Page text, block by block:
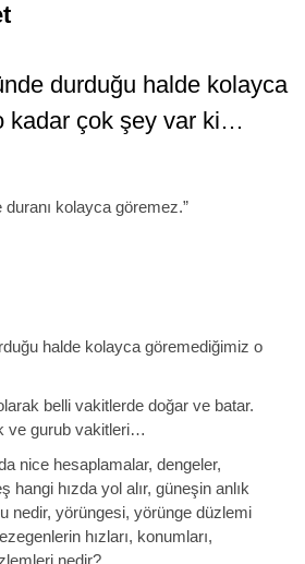
durduğu halde kolayca
kadar çok şey var ki…
kolayca göremez.”
halde kolayca göremediğimiz o
belli vakitlerde doğar ve batar.
ve gurub vakitleri…
nice hesaplamalar, dengeler,
hangi hızda yol alır, güneşin anlık
nedir, yörüngesi, yörünge düzlemi
hızları, konumları,
nedir?